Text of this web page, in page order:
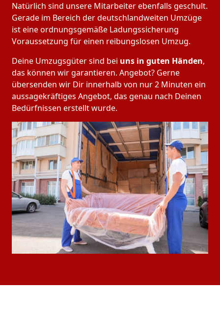
Natürlich sind unsere Mitarbeiter ebenfalls geschult.
Gerade im Bereich der deutschlandweiten Umzüge
ist eine ordnungsgemäße Ladungssicherung
Voraussetzung für einen reibungslosen Umzug.
Deine Umzugsgüter sind bei uns in guten Händen,
das können wir garantieren. Angebot? Gerne
übersenden wir Dir innerhalb von nur 2 Minuten ein
aussagekräftiges Angebot, das genau nach Deinen
Bedürfnissen erstellt wurde.